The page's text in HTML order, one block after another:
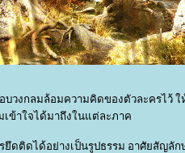
บวงกลมล้อมความคิดของตัวละครไว้
ข้าใจได้มาถึงในแต่ละภาค
ยึดติดได้อย่างเป็นรูปธรรม อาศัยสัญลั